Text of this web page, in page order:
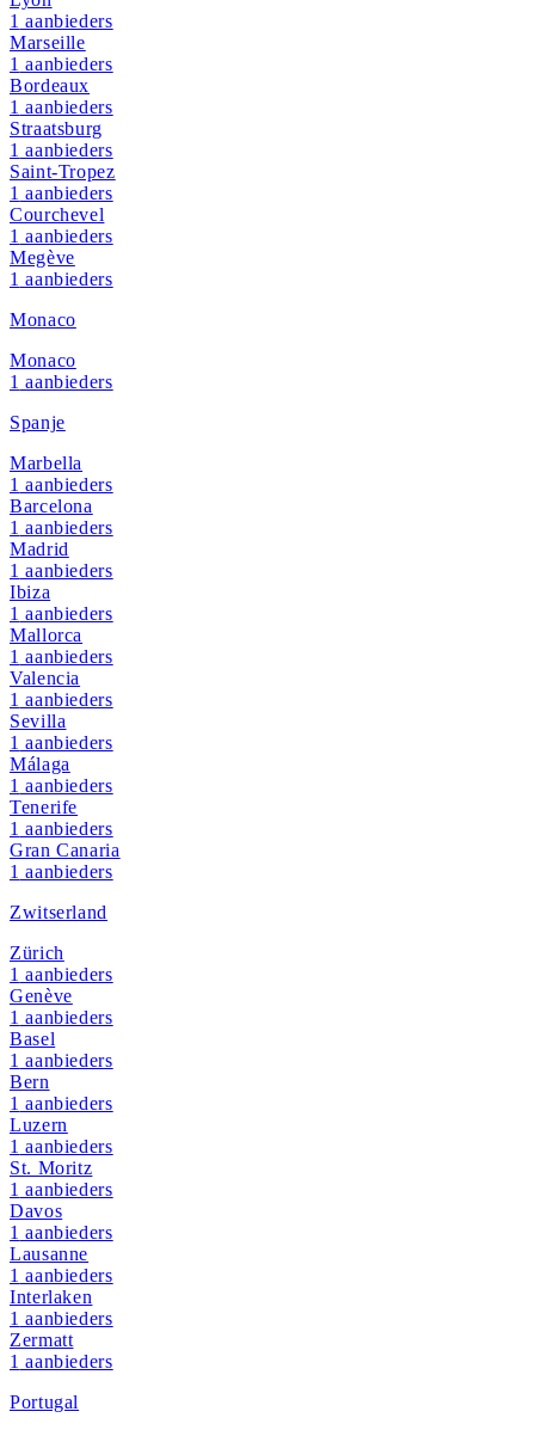
1 aanbieders
Marseille
1 aanbieders
Bordeaux
1 aanbieders
Straatsburg
1 aanbieders
Saint-Tropez
1 aanbieders
Courchevel
1 aanbieders
Megève
1 aanbieders
Monaco
Monaco
1 aanbieders
Spanje
Marbella
1 aanbieders
Barcelona
1 aanbieders
Madrid
1 aanbieders
Ibiza
1 aanbieders
Mallorca
1 aanbieders
Valencia
1 aanbieders
Sevilla
1 aanbieders
Málaga
1 aanbieders
Tenerife
1 aanbieders
Gran Canaria
1 aanbieders
Zwitserland
Zürich
1 aanbieders
Genève
1 aanbieders
Basel
1 aanbieders
Bern
1 aanbieders
Luzern
1 aanbieders
St. Moritz
1 aanbieders
Davos
1 aanbieders
Lausanne
1 aanbieders
Interlaken
1 aanbieders
Zermatt
1 aanbieders
Portugal